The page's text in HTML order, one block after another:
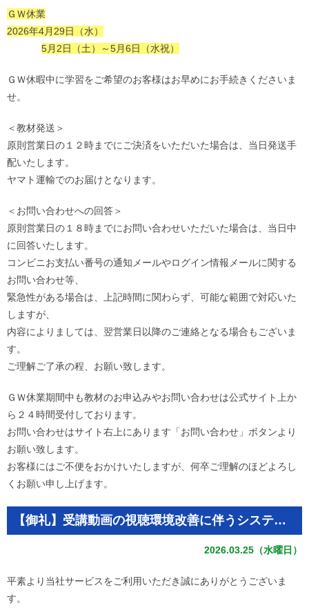
ＧＷ休業
2026年4月29日（水）
5月2日（土）～5月6日（水祝）
ＧＷ休暇中に学習をご希望のお客様はお早めにお手続きくださいま
せ。
＜教材発送＞
原則営業日の１２時までにご決済をいただいた場合は、当日発送手
配いたします。
ヤマト運輸でのお届けとなります。
＜お問い合わせへの回答＞
原則営業日の１８時までにお問い合わせいただいた場合は、当日中
に回答いたします。
コンビニお支払い番号の通知メールやログイン情報メールに関する
お問い合わせ等、
緊急性がある場合は、上記時間に関わらず、可能な範囲で対応いた
しますが、
内容によりましては、翌営業日以降のご連絡となる場合もございま
す。
ご理解ご了承の程、お願い致します。
ＧＷ休業期間中も教材のお申込みやお問い合わせは公式サイト上か
ら２４時間受付しております。
お問い合わせはサイト右上にあります「お問い合わせ」ボタンより
お願い致します。
お客様にはご不便をおかけいたしますが、何卒ご理解のほどよろし
くお願い申し上げます。
【御礼】受講動画の視聴環境改善に伴うシステムメンテナンス終了のお知らせ
2026.03.25（水曜日）
平素より当社サービスをご利用いただき誠にありがとうございま
す。